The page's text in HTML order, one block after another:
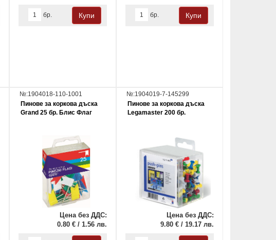
бр. бр.
№:1904018-110-1001
Пинове за коркова дъска
Grand 25 бр. Блис Флаг
Цена без ДДС:
0.80 € / 1.56 лв.
№:1904019-7-145299
Пинове за коркова дъска
Legamaster 200 бр.
Цена без ДДС:
9.80 € / 19.17 лв.